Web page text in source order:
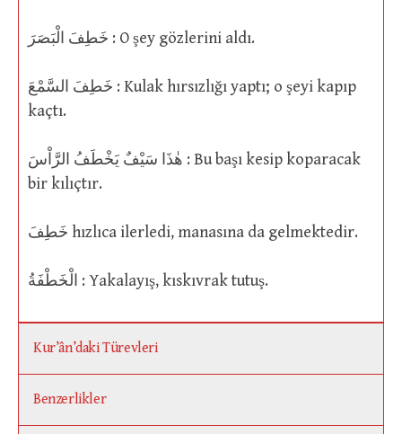
خَطِفَ الْبَصَرَ : O şey gözlerini aldı.
خَطِفَ السَّمْعَ : Kulak hırsızlığı yaptı; o şeyi kapıp
kaçtı.
هٰذَا سَيْفٌ يَخْطَفُ الرَّاْسَ : Bu başı kesip koparacak
bir kılıçtır.
خَطِفَ hızlıca ilerledi, manasına da gelmektedir.
الْخَطْفَةُ : Yakalayış, kıskıvrak tutuş.
Kur’ân’daki Türevleri
Benzerlikler